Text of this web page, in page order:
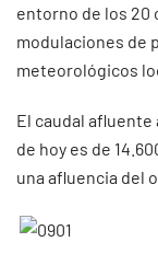
entorno de los 20
modulaciones de
meteorológicos
El caudal afluente
de hoy es de
una afluencia del